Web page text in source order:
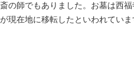
の師でもありました。お墓は西
在地に移転したといわれていま